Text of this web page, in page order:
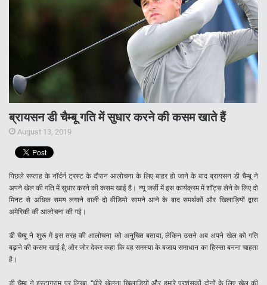
ब्रायसन डी चैम्बू गति में सुधार करने की कसम खाते हैं
August 13, 2019
पिछले सप्ताह के नॉर्दर्न ट्रस्ट के दौरान आलोचना के लिए बाहर हो जाने के बाद ब्रायसन डी चैम्बू ने
अपने खेल की गति में सुधार करने की कसम खाई है। न्यू जर्सी में इस कार्यक्रम में शॉट्स लेने के लिए दो
मिनट से अधिक समय लगाने वाली दो वीडियो सामने आने के बाद समर्थकों और खिलाड़ियों द्वारा
अमेरिकी की आलोचना की गई।
डी चैम्बू ने शुरू में इस तरह की आलोचना को अनुचित बताया, लेकिन उसने अब अपने खेल को गति
बढ़ाने की कसम खाई है, और जोर देकर कहा कि वह समस्या के बजाय समाधान का हिस्सा बनना चाहता
है।